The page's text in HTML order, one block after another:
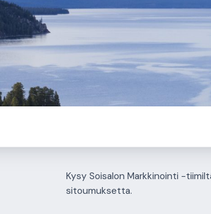
Kysy Soisalon Markkinointi -
sitoumuksetta.